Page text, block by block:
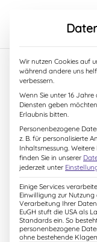
Start/Alle Bücher
kleiner Fuchs!
Wir nutzen Cookies auf
während andere uns
verbessern.
Wenn Sie unter 16
Diensten geben
Erlaubnis bitten.
Personenbezogene
z. B. für personalisierte
Inhaltsmessung.
finden Sie in unserer
jederzeit unter
Einige Services
Einwilligung zur Nutzung
Verarbeitung Ihrer Daten
EuGH stuft die USA als
Standards ein. So
personenbezogene
ohne bestehende